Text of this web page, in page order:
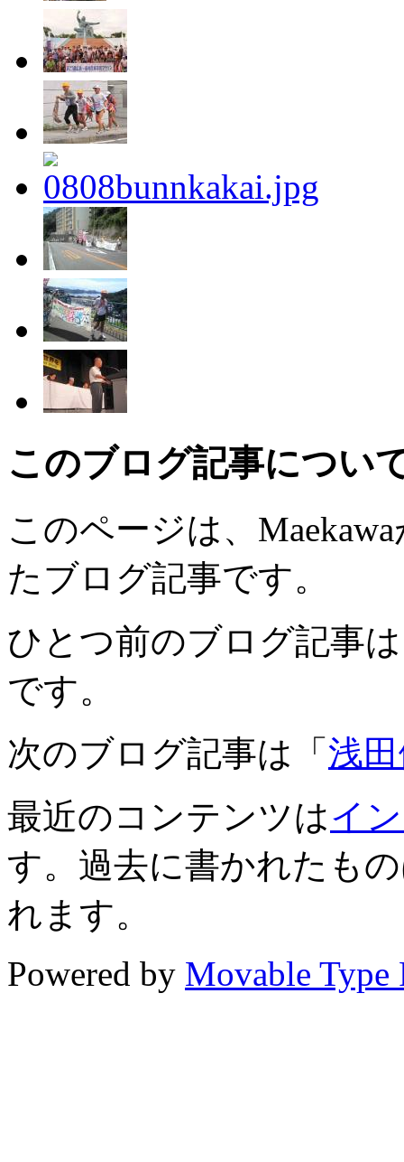
このブログ記事につい
このページは、
たブログ記事です。
ひとつ前のブログ記事
です。
次のブログ記事は「 浅
最近のコンテンツはイ
す。過去に書かれたも
れます。
Powered by Movable Type